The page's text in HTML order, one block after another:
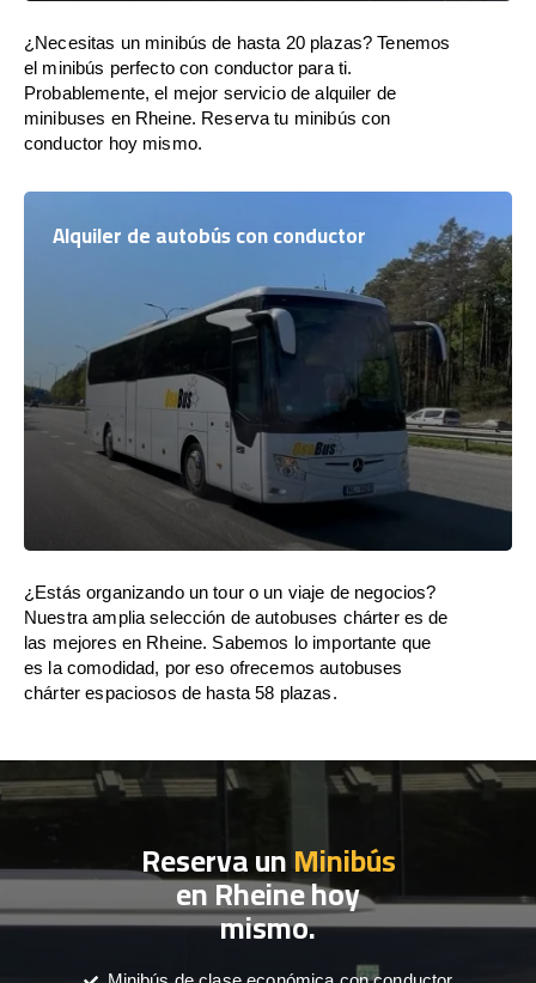
¿Necesitas un minibús de hasta 20 plazas? Tenemos
el minibús perfecto con conductor para ti.
Probablemente, el mejor servicio de alquiler de
minibuses en Rheine. Reserva tu minibús con
conductor hoy mismo.
Alquiler de autobús con conductor
¿Estás organizando un tour o un viaje de negocios?
Nuestra amplia selección de autobuses chárter es de
las mejores en Rheine. Sabemos lo importante que
es la comodidad, por eso ofrecemos autobuses
chárter espaciosos de hasta 58 plazas.
Reserva unMinibús
en Rheine hoy
mismo.